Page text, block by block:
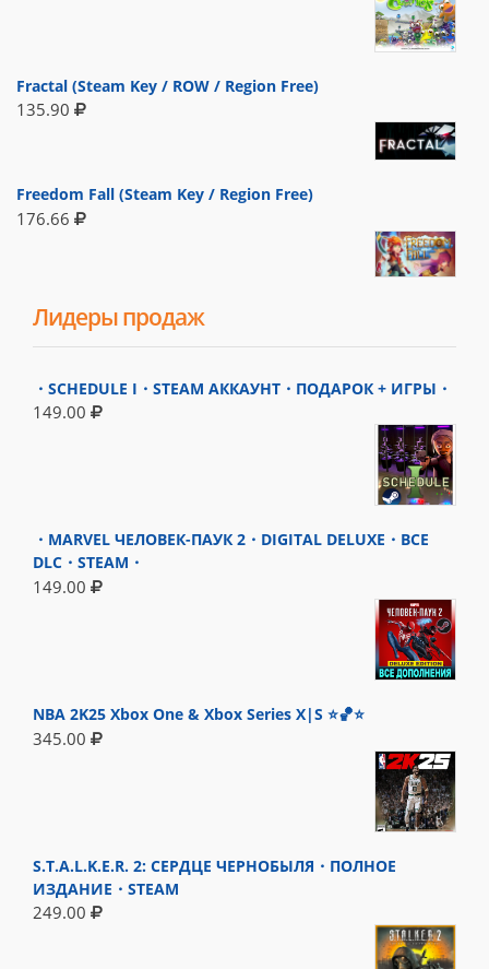
Fractal (Steam Key / ROW / Region Free)
135.90
Freedom Fall (Steam Key / Region Free)
176.66
Лидеры продаж
・SCHEDULE I・STEAM АККАУНТ・ПОДАРОК + ИГРЫ・
149.00
・MARVEL ЧЕЛОВЕК-ПАУК 2・DIGITAL DELUXE・ВСЕ
DLC・STEAM・
149.00
NBA 2K25 Xbox One & Xbox Series X|S ⭐🏀⭐
345.00
S.T.A.L.K.E.R. 2: СЕРДЦЕ ЧЕРНОБЫЛЯ・ПОЛНОЕ
ИЗДАНИЕ・STEAM
249.00